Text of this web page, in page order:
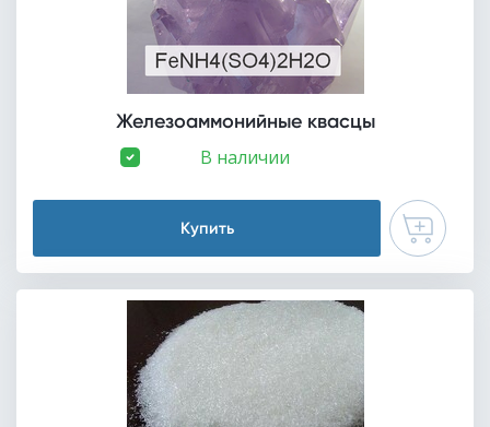
Железоаммонийные квасцы
В наличии
Купить